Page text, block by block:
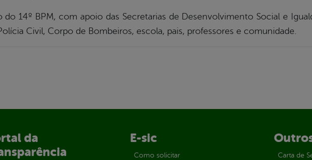
14º BPM, com apoio das Secretarias de Desenvolvimento Social e
Civil, Corpo de Bombeiros, escola, pais, professores e comunidade.
da
E-sic
Como solicitar
Carta de